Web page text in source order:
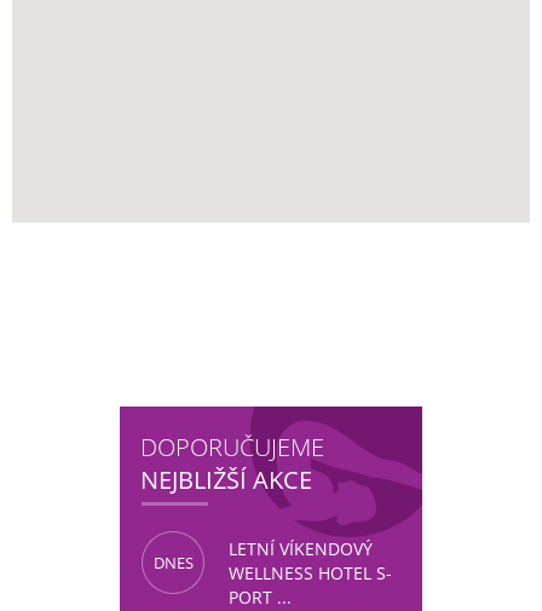
DOPORUČUJEME
NEJBLIŽŠÍ AKCE
DNES
LETNÍ VÍKENDOVÝ
WELLNESS HOTEL S-
PORT ...